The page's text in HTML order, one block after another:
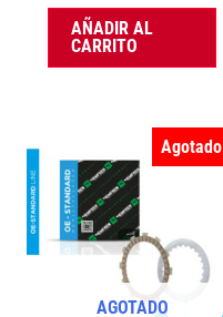
AÑADIR AL
CARRITO
Agotado
AGOTADO